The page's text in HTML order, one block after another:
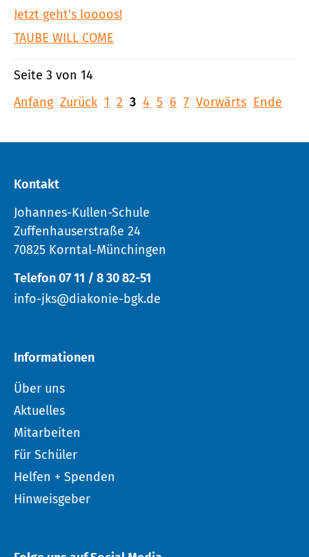
Jetzt geht's loooos!
TAUBE WILL COME
Seite 3 von 14
Anfang Zurück 1 2 3 4 5 6 7 Vorwärts Ende
Kontakt
Johannes-Kullen-Schule
Zuffenhauserstraße 24
70825 Korntal-Münchingen
Telefon 07 11 / 8 30 82-51
info-jks@diakonie-bgk.de
Informationen
Über uns
Aktuelles
Mitarbeiten
Für Schüler
Helfen + Spenden
Hinweisgeber